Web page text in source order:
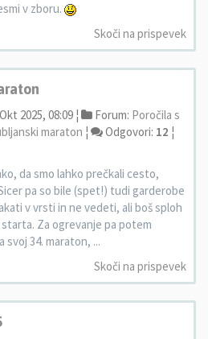
v zboru.
Skoči na prispevek
2025, 08:09 ¦ Forum: Poročila s
maraton ¦ Odgovori: 12 ¦
da smo lahko prečkali cesto,
pa so bile (spet!) tudi garderobe
v vrsti in ne vedeti, ali boš sploh
Za ogrevanje pa potem
svoj 34. maraton, ...
Skoči na prispevek